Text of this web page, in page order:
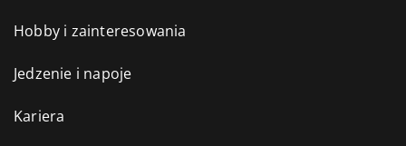
Hobby i zainteresowania
Jedzenie i napoje
Kariera